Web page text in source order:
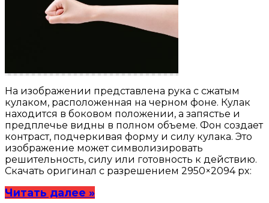
На изображении представлена рука с сжатым
кулаком, расположенная на черном фоне. Кулак
находится в боковом положении, а запястье и
предплечье видны в полном объеме. Фон создает
контраст, подчеркивая форму и силу кулака. Это
изображение может символизировать
решительность, силу или готовность к действию.
Скачать оригинал с разрешением 2950×2094 px:
Читать далее »